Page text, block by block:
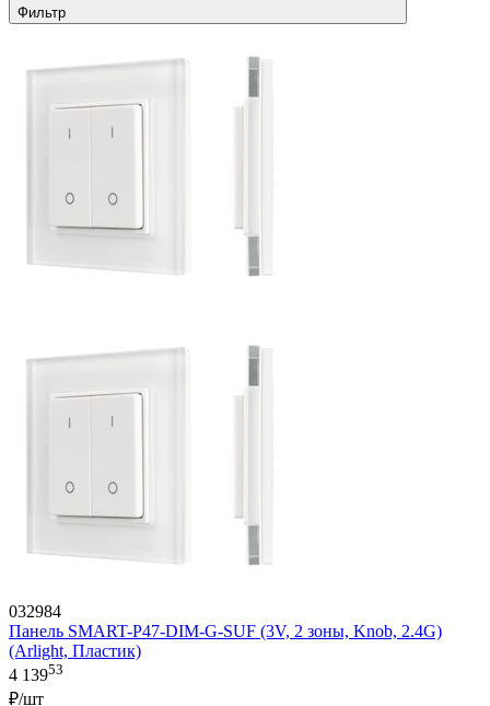
Фильтр
032984
Панель SMART-P47-DIM-G-SUF (3V, 2 зоны, Knob, 2.4G)
(Arlight, Пластик)
4 13953
₽/шт